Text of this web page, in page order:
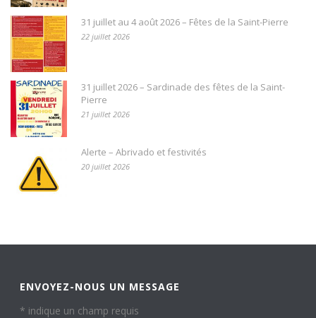
31 juillet au 4 août 2026 – Fêtes de la Saint-Pierre
22 juillet 2026
31 juillet 2026 – Sardinade des fêtes de la Saint-
Pierre
21 juillet 2026
Alerte – Abrivado et festivités
20 juillet 2026
ENVOYEZ-NOUS UN MESSAGE
* indique un champ requis